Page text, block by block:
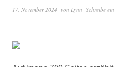
17. November 2024 von Lynn Schreibe